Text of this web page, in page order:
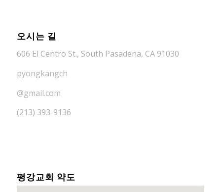
오시는 길
606 El Centro St., South Pasadena, CA 91030
pyongkangch
@gmail.com
(213) 393-9136
평강교회 약도